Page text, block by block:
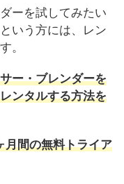
ーを試してみたい
いう方には、レン
。
ー・ブレンダーを
ンタルする方法を
月間の無料トライア